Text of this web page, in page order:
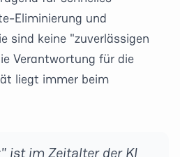
Eliminierung und
sind keine "zuverlässigen
Verantwortung für die
liegt immer beim
ist im Zeitalter der KI